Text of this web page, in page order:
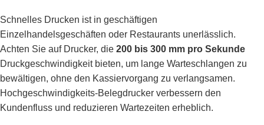
Schnelles Drucken ist in geschäftigen
Einzelhandelsgeschäften oder Restaurants unerlässlich.
Achten Sie auf Drucker, die 200 bis 300 mm pro Sekunde
Druckgeschwindigkeit bieten, um lange Warteschlangen zu
bewältigen, ohne den Kassiervorgang zu verlangsamen.
Hochgeschwindigkeits-Belegdrucker verbessern den
Kundenfluss und reduzieren Wartezeiten erheblich.